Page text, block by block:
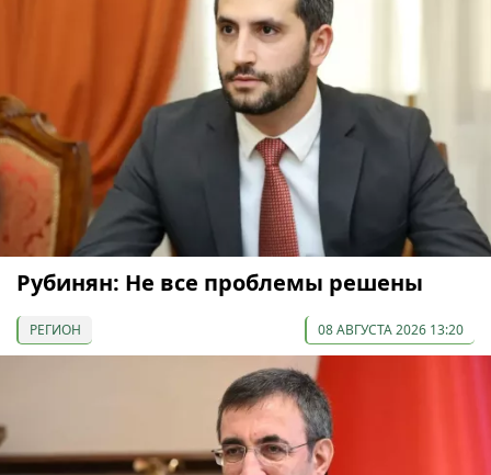
Рубинян: Не все проблемы решены
РЕГИОН 08 АВГУСТА 2026 13:20